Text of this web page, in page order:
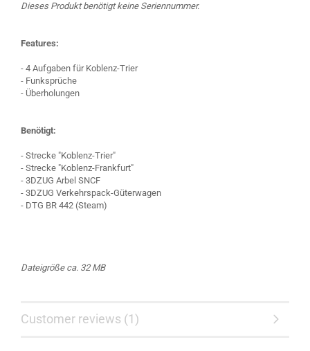
Dieses Produkt benötigt keine Seriennummer.
Features:
- 4 Aufgaben für Koblenz-Trier
- Funksprüche
- Überholungen
Benötigt:
- Strecke "Koblenz-Trier"
- Strecke "Koblenz-Frankfurt"
- 3DZUG Arbel SNCF
- 3DZUG Verkehrspack-Güterwagen
- DTG BR 442 (Steam)
Dateigröße ca. 32 MB
Customer reviews (1)